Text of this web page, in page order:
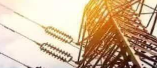
காரணமாக
மின்சார வாரியம்